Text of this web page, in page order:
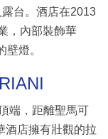
台。酒店在2013
，內部裝飾華
燈。
端，距離聖馬可
酒店擁有壯觀的拉